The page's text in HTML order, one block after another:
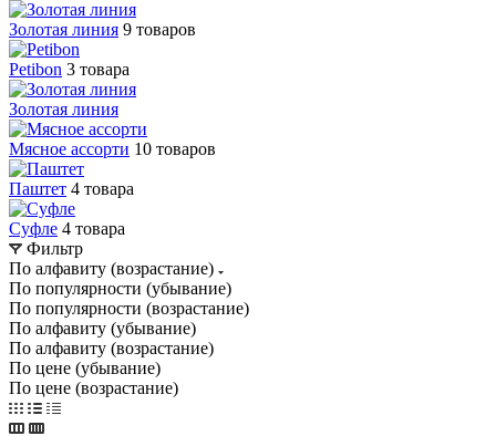
Золотая линия 9 товаров
Petibon 3 товара
Золотая линия
Мясное ассорти 10 товаров
Паштет 4 товара
Суфле 4 товара
Фильтр
По алфавиту (возрастание)
По популярности (убывание)
По популярности (возрастание)
По алфавиту (убывание)
По алфавиту (возрастание)
По цене (убывание)
По цене (возрастание)